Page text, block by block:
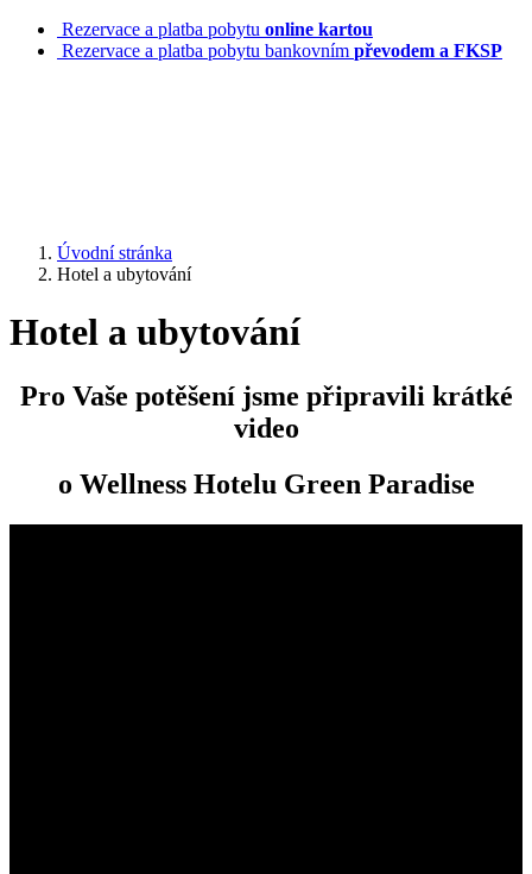
Rezervace a platba pobytu online kartou
Rezervace a platba pobytu bankovním převodem a FKSP
Úvodní stránka
Hotel a ubytování
Hotel a ubytování
Pro Vaše potěšení jsme připravili krátké
video
o Wellness Hotelu Green Paradise